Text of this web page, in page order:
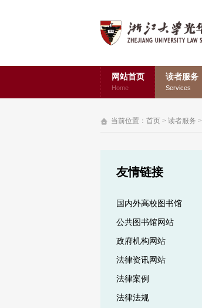
网站首页
Home
读者服务
Services
当前位置： 首页 > 读者服务 >
友情链接
国内外高校图书馆
公共图书馆网站
政府机构网站
法律资讯网站
法律案例
法律法规